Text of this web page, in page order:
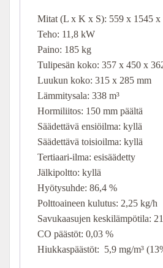
Mitat (L x K x S): 559 x 1545 x
Teho: 11,8 kW
Paino: 185 kg
Tulipesän koko: 357 x 450 x
Luukun koko: 315 x 285 mm
Lämmitysala: 338 m³
Hormiliitos: 150 mm päältä
Säädettävä ensiöilma: kyllä
Säädettävä toisioilma: kyllä
Tertiaari-ilma: esisäädetty
Jälkipoltto: kyllä
Hyötysuhde: 86,4 %
Polttoaineen kulutus: 2,25 kg/h
Savukaasujen keskilämpötila:
CO päästöt: 0,03 %
Hiukkaspäästöt: 5,9 mg/m³